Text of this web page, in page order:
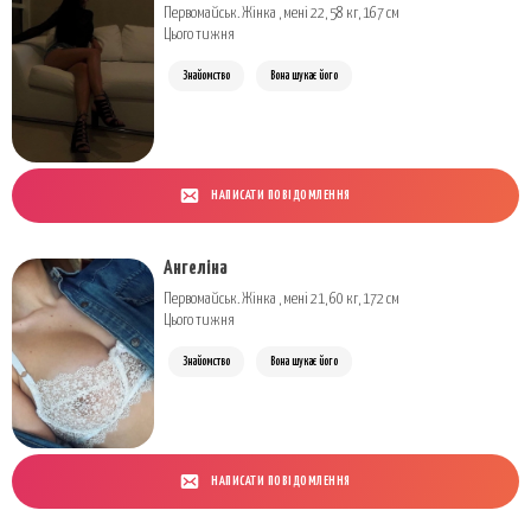
Первомайськ. Жінка , мені 22, 58 кг, 167 см
Цього тижня
Знайомство Вона шукає його
НАПИСАТИ ПОВІДОМЛЕННЯ
Ангеліна
Первомайськ. Жінка , мені 21, 60 кг, 172 см
Цього тижня
Знайомство Вона шукає його
НАПИСАТИ ПОВІДОМЛЕННЯ